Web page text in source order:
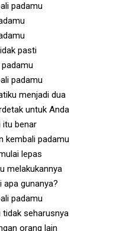
padamu
pasti
padamu
menjadi dua
untuk Anda
itu benar
kembali padamu
lepas
melakukannya
apa gunanya?
padamu
seharusnya
orang lain